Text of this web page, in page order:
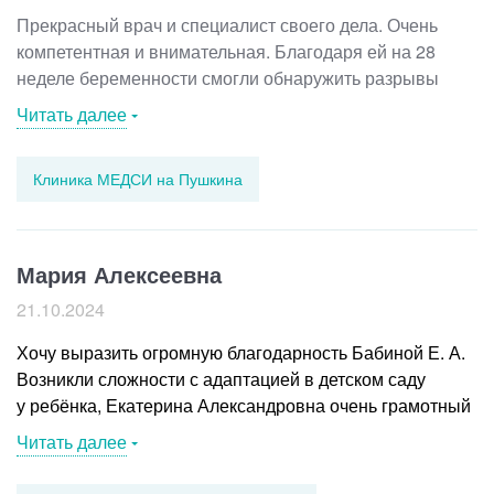
Прекрасный врач и специалист своего дела. Очень
компетентная и внимательная. Благодаря ей на 28
неделе беременности смогли обнаружить разрывы
сетчатки, которые вовремя устранили и сделали
операцию. Осмотры проходили досконально
Безумно благодарна ей за то, что она направила
точек и вспышек – это здорово + теперь буду спокойна
за роды.
Читать далее
Клиника МЕДСИ на Пушкина
Мария Алексеевна
21.10.2024
Хочу выразить огромную благодарность Бабиной Е. А.
Возникли сложности с адаптацией в детском саду
у ребёнка, Екатерина Александровна очень грамотный
специалист, выслушала, поиграла с ребёнком, сделала
выводы и подсказала, как нам лучше себя вести.
Читать далее